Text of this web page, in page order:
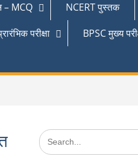
– MCQ
NCERT पुस्तक
परीक्षा
BPSC मुख्य